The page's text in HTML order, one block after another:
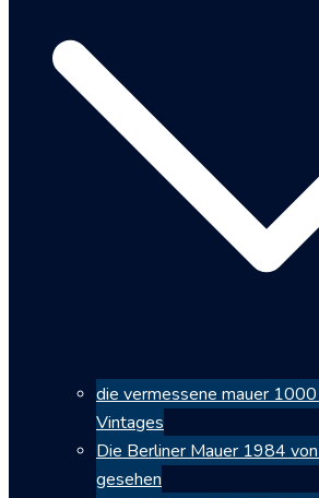
die vermessene mauer
Vintages
Die Berliner Mauer 1984
gesehen